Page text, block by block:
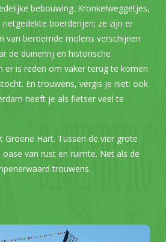
bebouwing. Kronkelweggetjes,
boerderijen; ze zijn er
van beroemde molens verschijnen
de duinenrij en historische
er is reden om vaker terug te komen
En trouwens, vergis je niet: ook
heeft je als fietser veel te
Groene Hart. Tussen de vier grote
van rust en ruimte. Net als de
trouwens.